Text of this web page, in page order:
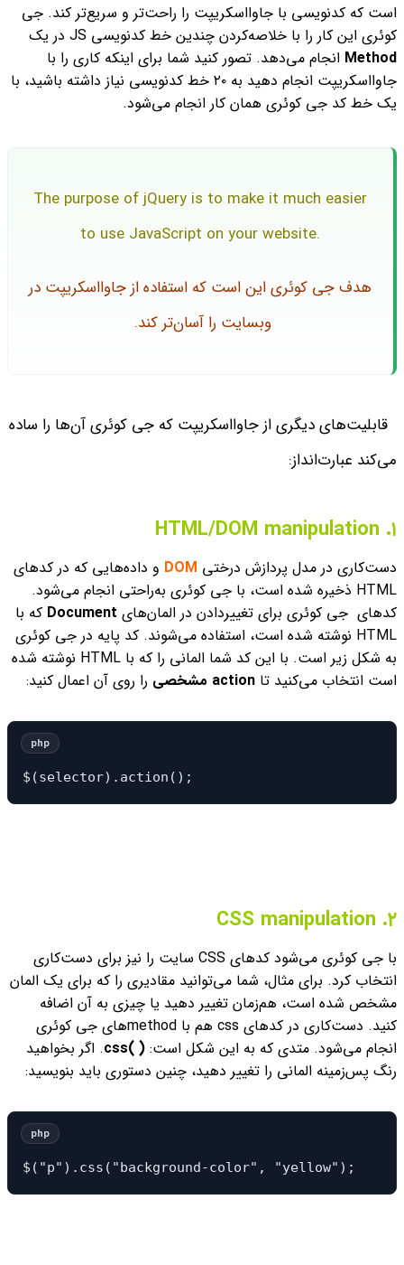
است که کدنویسی با جاوااسکریپت را راحت‌تر و سریع‌تر کند. جی
کوئری این کار را با خلاصه‌کردن چندین خط کدنویسی JS در یک
Method انجام می‌دهد. تصور کنید شما برای اینکه کاری را با
جاوااسکریپت انجام دهید به ۲۰ خط کدنویسی نیاز داشته باشید، با
یک خط کد جی کوئری همان کار انجام می‌شود.
The purpose of jQuery is to make it much easier
to use JavaScript on your website.
هدف جی کوئری این است که استفاده از جاوااسکریپت در
وبسایت را آسان‌تر کند.
قابلیت‌های دیگری از جاوااسکریپت که جی کوئری آن‌ها را ساده
می‌کند عبارت‌انداز:
۱. HTML/DOM manipulation
دست‌کاری در مدل پردازش درختی
و داده‌هایی که در کدهای
HTML ذخیره شده است، با جی کوئری به‌راحتی انجام می‌شود.
کدهای جی کوئری برای تغییردادن در المان‌های Document که با
HTML نوشته شده است، استفاده می‌شوند.
کد پایه در جی کوئری
به شکل زیر است. با این کد شما المانی را که با
HTML نوشته شده
است انتخاب می‌کنید تا action مشخصی را روی آن اعمال کنید:
$(selector).action();
۲. CSS manipulation
با جی کوئری می‌شود کدهای CSS سایت را نیز برای دست‌کاری
انتخاب کرد. برای مثال، شما می‌توانید مقادیری را که برای یک المان
مشخص شده است، هم‌زمان تغییر دهید یا چیزی به آن اضافه
کنید. دست‌کاری در کدهای css هم با method‌های جی کوئری
انجام می‌شود. متدی که به این شکل است: ( )css
. اگر بخواهید
رنگ پس‌زمینه المانی را تغییر دهید، چنین دستوری باید بنویسید:
$("p").css("background-color", "yellow");